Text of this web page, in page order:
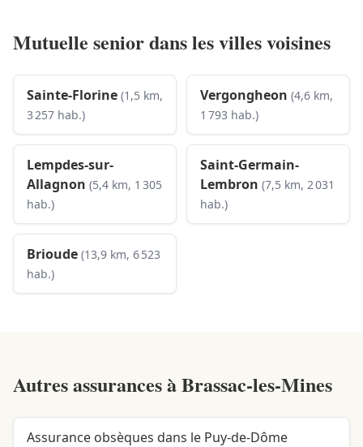
Mutuelle senior dans les villes voisines
Sainte-Florine (1,5 km,
3 257 hab.)
Vergongheon (4,6 km,
1 793 hab.)
Lempdes-sur-
Allagnon (5,4 km, 1 305
hab.)
Saint-Germain-
Lembron (7,5 km, 2 031
hab.)
Brioude (13,9 km, 6 523
hab.)
Autres assurances àBrassac-les-Mines
Assurance obsèques dans le Puy-de-Dôme